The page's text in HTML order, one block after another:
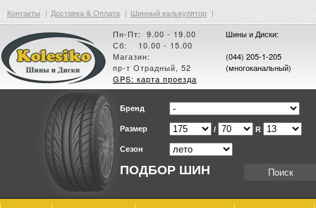
Контакты | Доставка & Оплата | Шинный калькулятор |
Пн-Пт: 9.00 - 19.00
Сб: 10.00 - 15.00
Магазин:
пр-т Отрадный, 52
GPS: карта проезда
Шины и Диски:
(044) 205-1-205
(многоканальный)
ПОДБОР ШИН
Бренд
Размер / R
Сезон